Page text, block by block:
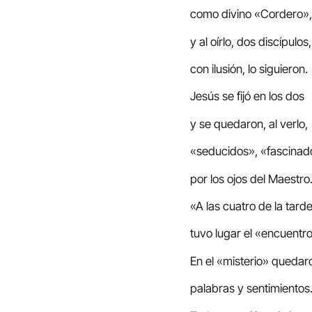
como divino «Cordero»,
y al oírlo, dos discípulos,
con ilusión, lo siguieron.
Jesús se fijó en los dos
y se quedaron, al verlo,
«seducidos»,
por los ojos del Maestro.
«A las cuatro de la
tuvo lugar el
En el «misterio»
palabras y